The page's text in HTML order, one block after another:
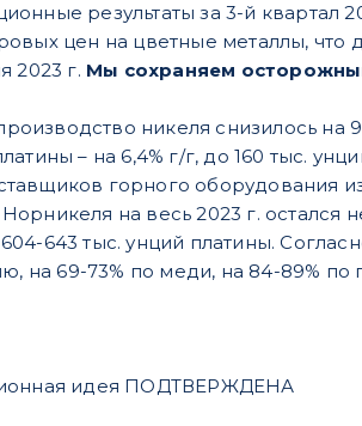
результаты за 3-й квартал
цен на цветные металлы, что
2023 г. Мы сохраняем
никеля снизилось на
– на 6,4% г/г, до 160 тыс.
горного оборудования
на весь 2023 г. остался
643 тыс. унций платины.
на 69-73% по меди, на 84-89% по
идея ПОДТВЕРЖДЕНА